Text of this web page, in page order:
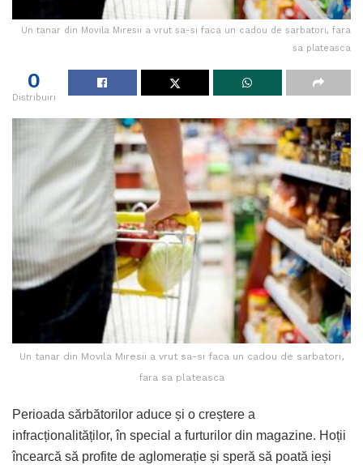
Un tanar din Movila Miresii a vrut sa-si faca un cadou de sarbatori, fara
sa plateasca
0
Distribuiri
Un tanar din Movila Miresii a vrut sa-si faca un cadou de sarbatori,
fara sa plateasca
Perioada sărbătorilor aduce și o creștere a
infracționalităților, în special a furturilor din magazine. Hoții
încearcă să profite de aglomerație și speră să poată ieși